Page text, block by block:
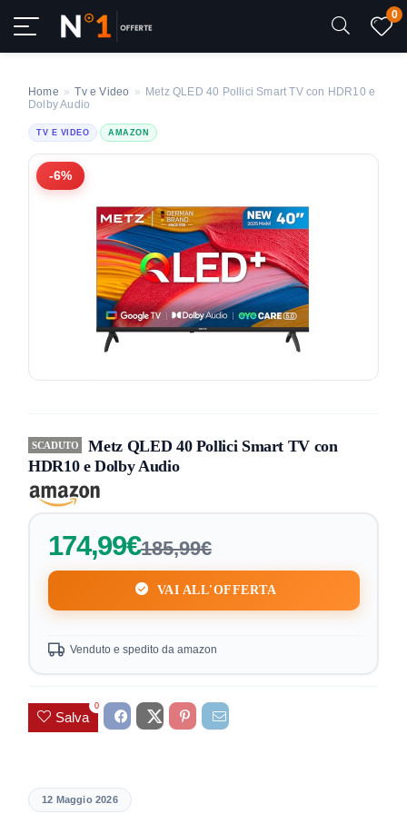
0
Home » Tv e Video » Metz QLED 40 Pollici Smart TV con HDR10 e
Dolby Audio
TV E VIDEO AMAZON
-6%
SCADUTO
Metz QLED 40 Pollici Smart TV con
HDR10 e Dolby Audio
174,99€185,99€
VAI ALL'OFFERTA
Venduto e spedito da amazon
Salva
0
12 Maggio 2026